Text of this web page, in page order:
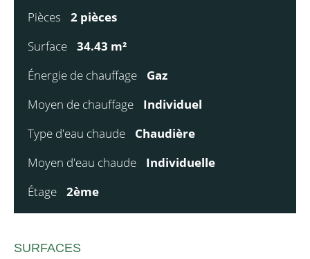
Pièces
2 pièces
Surface
34.43 m²
Énergie de chauffage
Gaz
Moyen de chauffage
Individuel
Type d'eau chaude
Chaudière
Moyen d'eau chaude
Individuelle
Étage
2ème
SURFACES